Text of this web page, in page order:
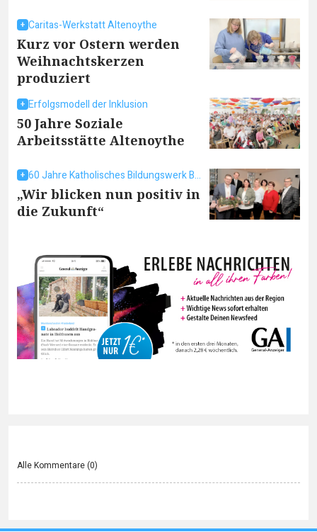
Caritas-Werkstatt Altenoythe
Kurz vor Ostern werden
Weihnachtskerzen
produziert
Erfolgsmodell der Inklusion
50 Jahre Soziale
Arbeitsstätte Altenoythe
60 Jahre Katholisches Bildungswerk Barßel
„Wir blicken nun positiv in
die Zukunft“
Alle Kommentare (0)